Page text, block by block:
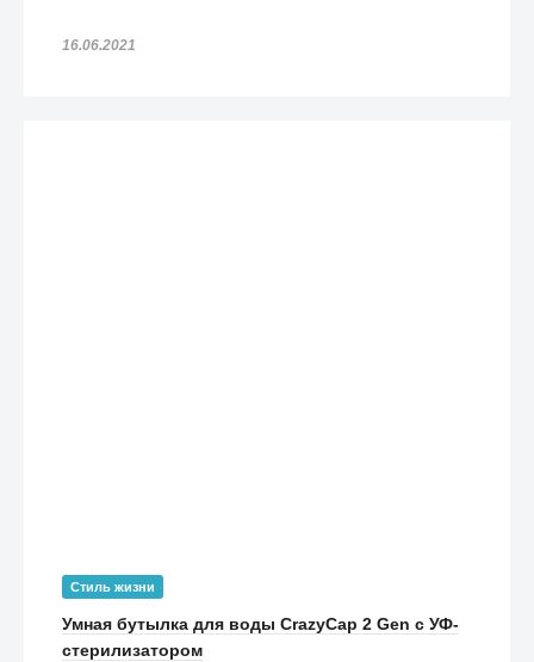
16.06.2021
Стиль жизни
Умная бутылка для воды CrazyCap 2 Gen с УФ-
стерилизатором